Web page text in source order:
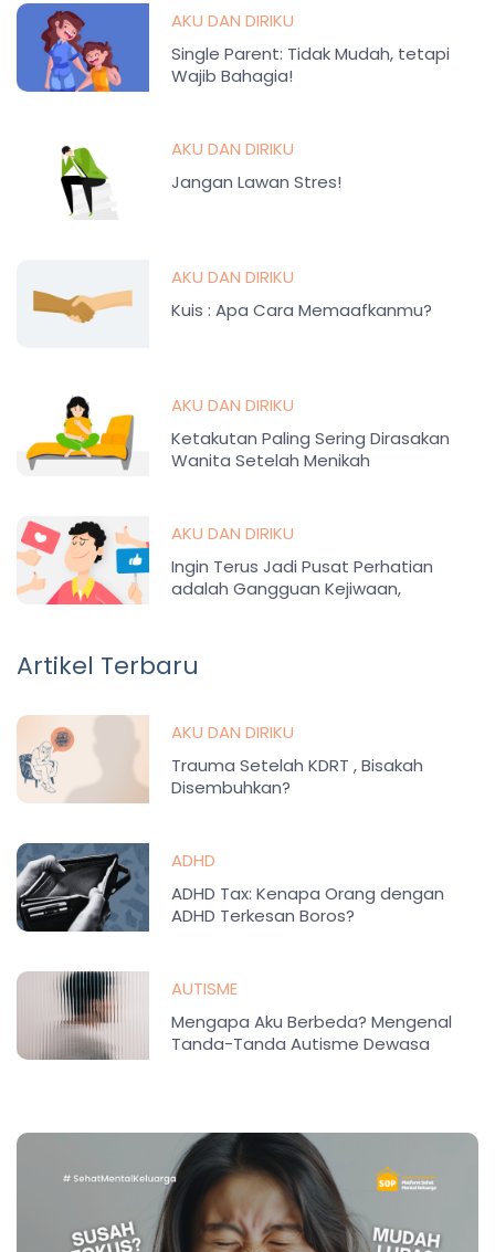
AKU DAN DIRIKU
Single Parent: Tidak Mudah, tetapi
Wajib Bahagia!
AKU DAN DIRIKU
Jangan Lawan Stres!
AKU DAN DIRIKU
Kuis : Apa Cara Memaafkanmu?
AKU DAN DIRIKU
Ketakutan Paling Sering Dirasakan
Wanita Setelah Menikah
AKU DAN DIRIKU
Ingin Terus Jadi Pusat Perhatian
adalah Gangguan Kejiwaan,
Artikel Terbaru
AKU DAN DIRIKU
Trauma Setelah KDRT , Bisakah
Disembuhkan?
ADHD
ADHD Tax: Kenapa Orang dengan
ADHD Terkesan Boros?
AUTISME
Mengapa Aku Berbeda? Mengenal
Tanda-Tanda Autisme Dewasa